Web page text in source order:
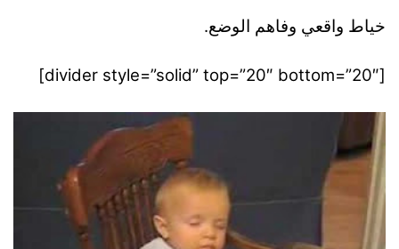
خياط واقعي وفاهم الوضع.
[divider style=”solid” top=”20″ bottom=”20″]